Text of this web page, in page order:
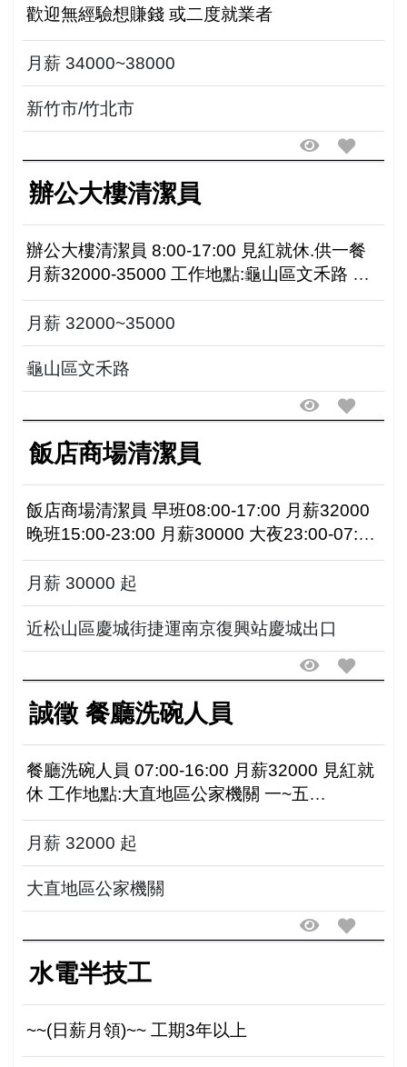
歡迎無經驗想賺錢 或二度就業者
月薪 34000~38000
新竹市/竹北市
辦公大樓清潔員
辦公大樓清潔員 8:00-17:00 見紅就休.供一餐
月薪32000-35000 工作地點:龜山區文禾路 一~
五9:30~18:00來電 0975-181295
月薪 32000~35000
龜山區文禾路
飯店商場清潔員
飯店商場清潔員 早班08:00-17:00 月薪32000
晚班15:00-23:00 月薪30000 大夜23:00-07:00
月薪30000 工作地點:近松山區慶城街捷運南京
復興...
月薪 30000 起
近松山區慶城街捷運南京復興站慶城出口
誠徵 餐廳洗碗人員
餐廳洗碗人員 07:00-16:00 月薪32000 見紅就
休 工作地點:大直地區公家機關 一~五
9:30~18:00聯絡 0975-181295
月薪 32000 起
大直地區公家機關
水電半技工
~~(日薪月領)~~ 工期3年以上